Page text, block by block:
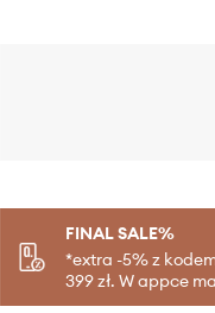
FINAL SALE%
*extra -5% z
399 zł. W appce